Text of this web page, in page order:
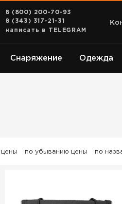
8 (800) 200-70-93
8 (343) 317-21-31
написать в TELEGRAM
Снаряжение Одежда
цены по убыванию цены по